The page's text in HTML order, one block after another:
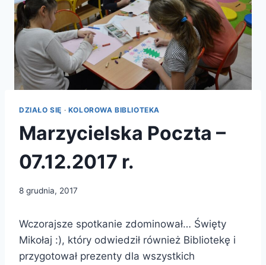
DZIAŁO SIĘ · KOLOROWA BIBLIOTEKA
Marzycielska Poczta –
07.12.2017 r.
8 grudnia, 2017
Wczorajsze spotkanie zdominował… Święty
Mikołaj :), który odwiedził również Bibliotekę i
przygotował prezenty dla wszystkich